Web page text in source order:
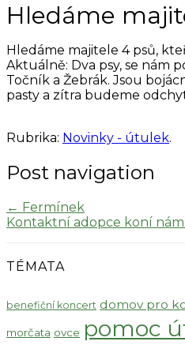
Hledáme
Hledáme majitele 4 psů,
Aktuálně: Dva psy, se nám
Točník a Žebrák. Jsou
pasty a zítra budeme
Rubrika: Novinky - útulek.
Post navigation
← Fermínek
Kontaktní adopce koní
TÉMATA
benefiční koncert domov pro
morčata ovce pomoc